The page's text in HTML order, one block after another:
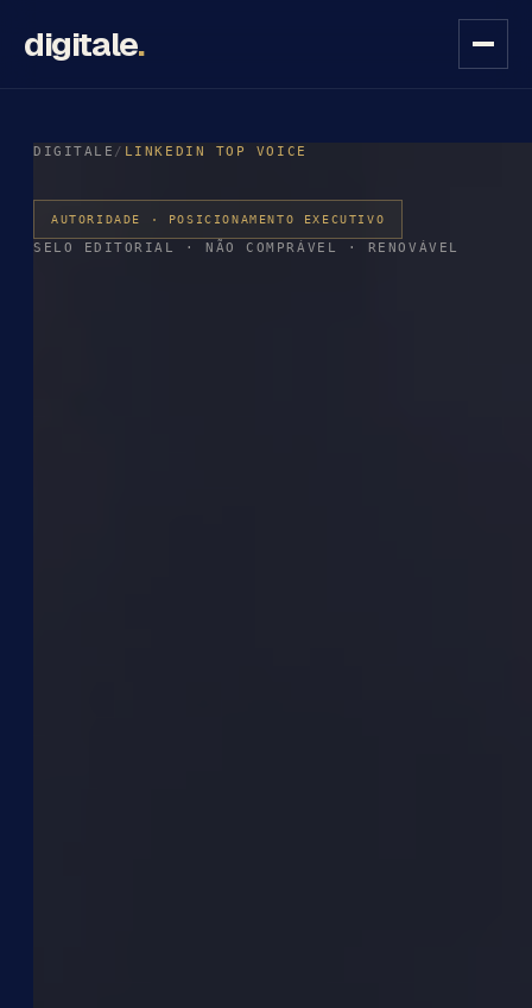
digitale.
DIGITALE / LINKEDIN TOP VOICE
AUTORIDADE · POSICIONAMENTO EXECUTIVO
SELO EDITORIAL · NÃO COMPRÁVEL · RENOVÁVEL